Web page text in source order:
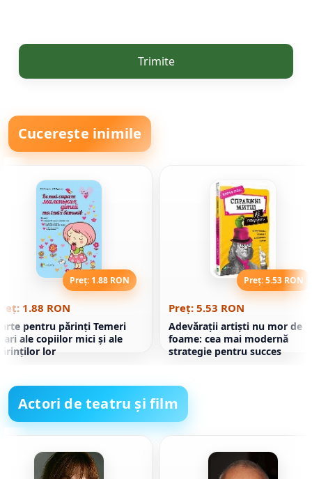
Trimite
Cucerește inimile
Preț: 1.88 RON
1.88 RON
pentru părinți Temeri
ale copiilor mici și ale
lor
Preț: 5.53 RON
Preț: 5.53 RON
Adevărații artiști nu mor de
foame: cea mai modernă
strategie pentru succes
Actori de teatru și film